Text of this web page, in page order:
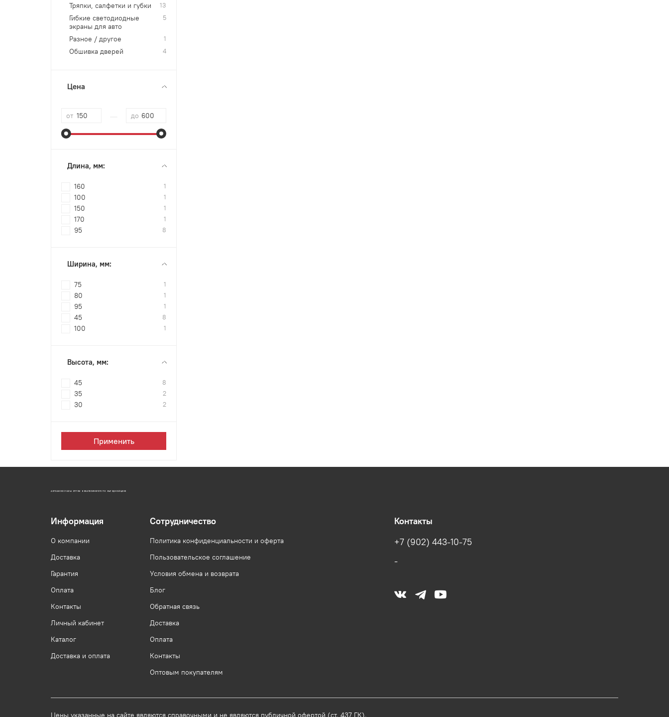
Тряпки, салфетки и губки 13
Гибкие светодиодные
экраны для авто
5
Разное / другое 1
Обшивка дверей 4
Цена
от до
Длина, мм:
160 1
100 1
150 1
170 1
95 8
Ширина, мм:
75 1
80 1
95 1
45 8
100 1
Высота, мм:
45 8
35 2
30 2
Применить
АВТОАКСЕССУАРЫ ОПТОМ В ЕКАТЕРИНБУРГЕ ПО ВЫГОДНОЙ ЦЕНЕ
Информация
О компании
Доставка
Гарантия
Оплата
Контакты
Личный кабинет
Каталог
Доставка и оплата
Сотрудничество
Политика конфиденциальности и оферта
Пользовательское соглашение
Условия обмена и возврата
Блог
Обратная связь
Доставка
Оплата
Контакты
Оптовым покупателям
Контакты
+7 (902) 443-10-75
-
Цены указанные на сайте являются справочными и не являются публичной офертой (ст. 437 ГК).